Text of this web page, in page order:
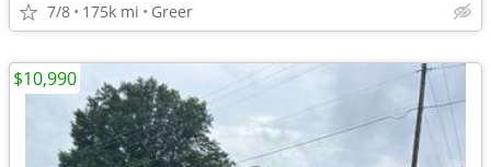
7/8 175k mi Greer
$10,990